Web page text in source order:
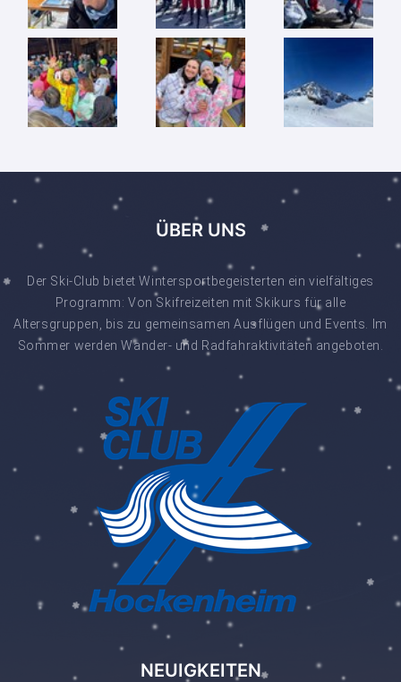
ÜBER UNS
Der Ski-Club bietet Wintersportbegeisterten ein vielfältiges
Programm: Von Skifreizeiten mit Skikurs für alle
Altersgruppen, bis zu gemeinsamen Ausflügen und Events. Im
Sommer werden Wander- und Radfahraktivitäten angeboten.
NEUIGKEITEN